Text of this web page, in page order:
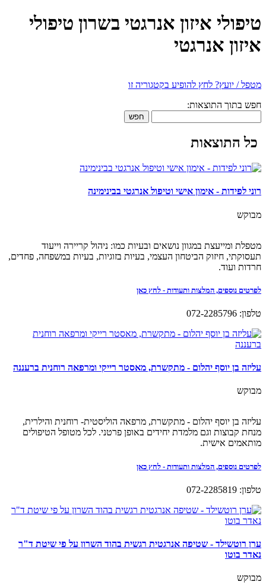
טיפולי איזון אנרגטי בשרון טיפולי
איזון אנרגטי
מטפל / יועץ? לחץ להופיע בקטגוריה זו
חפש בתוך התוצאות:
חפש
כל התוצאות
רוני לפידות - אימון אישי וטיפול אנרגטי בבינימינה
מבוקש
מטפלת ומייעצת במגוון נושאים ובעיות כמו: ניהול קריירה וייעוד
תעסוקתי, חיזוק הביטחון העצמי, בעיות בזוגיות, בעיות במשפחה, פחדים,
חרדות ועוד.
לפרטים נוספים, המלצות ותעודות - לחץ כאן
טלפון: 072-2285796
עליזה בן יוסף יהלום - מתקשרת, מאסטר רייקי ומרפאה רוחנית ברעננה
מבוקש
עליזה בן יוסף יהלום - מתקשרת, מרפאה הוליסטית- רוחנית והילרית,
מנחת קבוצות וגם מלמדת יחידים באופן פרטני. לכל מטופל הטיפולים
מותאמים אישית.
לפרטים נוספים, המלצות ותעודות - לחץ כאן
טלפון: 072-2285819
ערן רוטשילד - שטיפה אנרגטית רגשית בהוד השרון על פי שיטת ד"ר
נאדר בוטו
מבוקש